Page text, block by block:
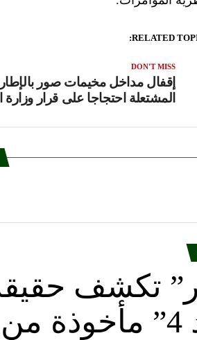
RELATED
DON'T MISS
إقفال مداخل مخيمات صور
المشتعلة احتجاجا على قرار وزارة
تكشف